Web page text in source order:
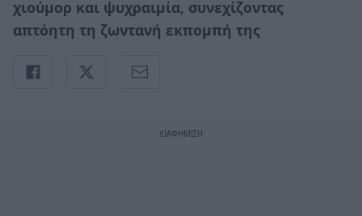
χιούμορ και ψυχραιμία, συνεχίζοντας
απτόητη τη ζωντανή εκπομπή της